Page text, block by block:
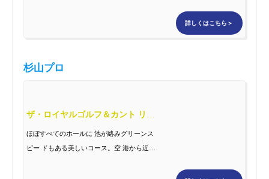
詳しくはこちら＞
杉山プロ
ザ・ロイヤルゴルフ＆カント リークラブ
ほぼすべてのホールに 池が絡みグリーンス
ピー ドもある美しいコース。空 港から近く